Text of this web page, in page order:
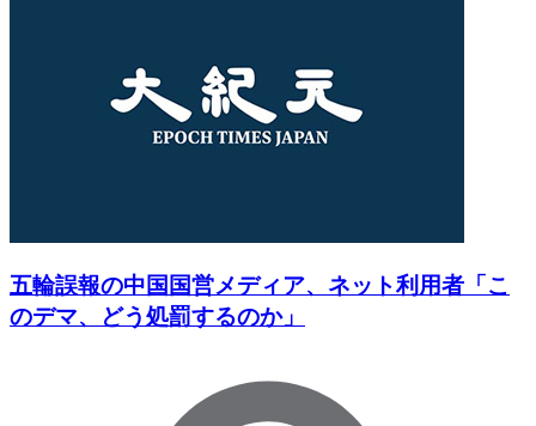
五輪誤報の中国国営メディア、ネット利用者「こ
のデマ、どう処罰するのか」